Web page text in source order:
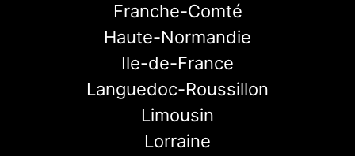
Franche-Comté
Haute-Normandie
Ile-de-France
Languedoc-Roussillon
Limousin
Lorraine